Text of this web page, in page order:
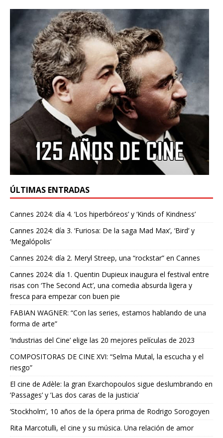
ÚLTIMAS ENTRADAS
Cannes 2024: día 4. ‘Los hiperbóreos’ y ‘Kinds of Kindness’
Cannes 2024: día 3. ‘Furiosa: De la saga Mad Max’, ‘Bird’ y
‘Megalópolis’
Cannes 2024: día 2. Meryl Streep, una “rockstar” en Cannes
Cannes 2024: día 1. Quentin Dupieux inaugura el festival entre
risas con ‘The Second Act’, una comedia absurda ligera y
fresca para empezar con buen pie
FABIAN WAGNER: “Con las series, estamos hablando de una
forma de arte”
‘Industrias del Cine’ elige las 20 mejores películas de 2023
COMPOSITORAS DE CINE XVI: “Selma Mutal, la escucha y el
riesgo”
El cine de Adèle: la gran Exarchopoulos sigue deslumbrando en
’Passages’ y ’Las dos caras de la justicia’
‘Stockholm’, 10 años de la ópera prima de Rodrigo Sorogoyen
Rita Marcotulli, el cine y su música. Una relación de amor